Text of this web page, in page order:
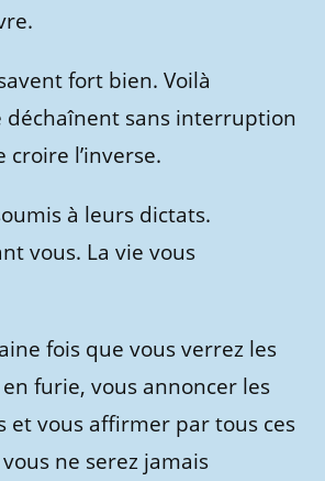
fort bien. Voilà
déchaînent sans interruption
l’inverse.
à leurs dictats.
vous. La vie vous
fois que vous verrez les
furie, vous annoncer les
et vous affirmer par tous ces
ne serez jamais